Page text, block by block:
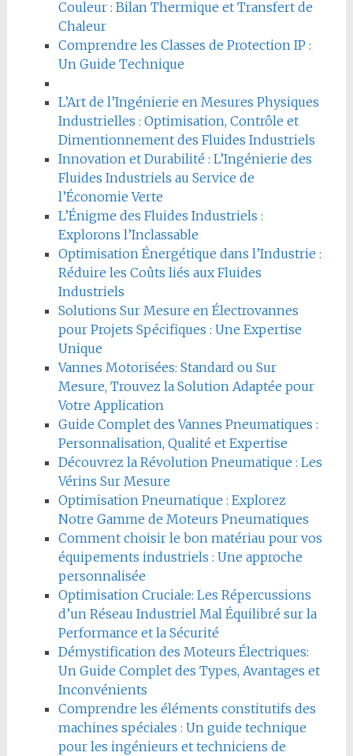
Couleur : Bilan Thermique et Transfert de
Chaleur
Comprendre les Classes de Protection IP :
Un Guide Technique
L’Art de l’Ingénierie en Mesures Physiques
Industrielles : Optimisation, Contrôle et
Dimentionnement des Fluides Industriels
Innovation et Durabilité : L’Ingénierie des
Fluides Industriels au Service de
l’Économie Verte
L’Énigme des Fluides Industriels :
Explorons l’Inclassable
Optimisation Énergétique dans l’Industrie :
Réduire les Coûts liés aux Fluides
Industriels
Solutions Sur Mesure en Électrovannes
pour Projets Spécifiques : Une Expertise
Unique
Vannes Motorisées: Standard ou Sur
Mesure, Trouvez la Solution Adaptée pour
Votre Application
Guide Complet des Vannes Pneumatiques :
Personnalisation, Qualité et Expertise
Découvrez la Révolution Pneumatique : Les
Vérins Sur Mesure
Optimisation Pneumatique : Explorez
Notre Gamme de Moteurs Pneumatiques
Comment choisir le bon matériau pour vos
équipements industriels : Une approche
personnalisée
Optimisation Cruciale: Les Répercussions
d’un Réseau Industriel Mal Équilibré sur la
Performance et la Sécurité
Démystification des Moteurs Électriques:
Un Guide Complet des Types, Avantages et
Inconvénients
Comprendre les éléments constitutifs des
machines spéciales : Un guide technique
pour les ingénieurs et techniciens de